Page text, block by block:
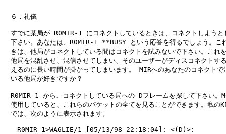
６．礼儀
すでに某局が R0MIR-1 にコネクトしているときは、コネクトしようと
下さい。あなたは、R0MIR-1 **BUSY という応答を得るでしょう。こ
きは、他局がコネクトしている間はコネクトを試みないで下さい。これ
他局を混乱させ、混信させてしまい、そのユーザーがディスコネクトす
えるのに長い時間が掛かってしまいます。 MIRへのあなたのコネクトで
いる他局が好きですか？
R0MIR-1 から、コネクトしている局への Dフレームを探して下さい。
使用していると、これらのパケットの全てを見ることができます。私の
では、次のように表示されます。
R0MIR-1>WA6LIE/1 [05/13/98 22:18:04]: <(D)>: